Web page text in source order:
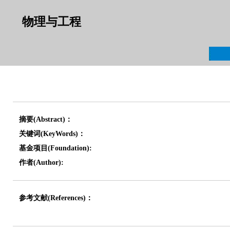
物理与工程
摘要(Abstract)：
关键词(KeyWords)：
基金项目(Foundation):
作者(Author):
参考文献(References)：